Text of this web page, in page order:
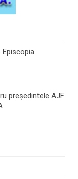
Episcopia
preşedintele AJF